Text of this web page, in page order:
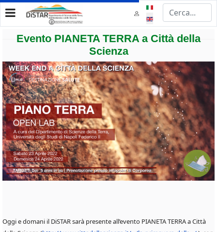
Select your language
Evento PIANETA TERRA a Città della
Scienza
Oggi e domani il DiSTAR sarà presente all’evento PIANETA TERRA a Città